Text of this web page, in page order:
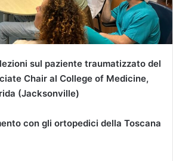
sul paziente traumatizzato del
Chair al College of Medicine,
(Jacksonville)
con gli ortopedici della Toscana